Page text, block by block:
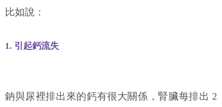
比如說：
1. 引起鈣流失
鈉與尿裡排出來的鈣有很大關係，腎臟每排出 2